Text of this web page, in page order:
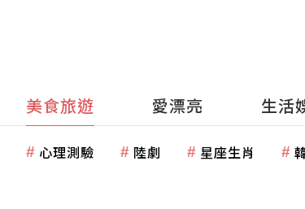
美食旅遊 愛漂亮 生活
心理測驗 陸劇 星座生肖